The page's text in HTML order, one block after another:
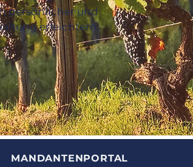
persönlicher und
erleichtern.
MANDANTENPORTAL